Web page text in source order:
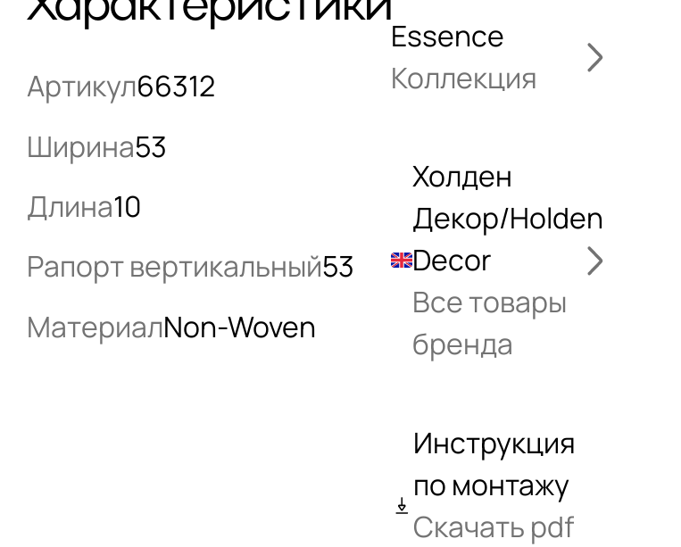
Артикул66312
Ширина53
Длина10
Рапорт вертикальный53
МатериалNon-Woven
Essence
Коллекция
Холден
Декор/Holden
Decor
Все товары
бренда
Инструкция
по монтажу
Скачать pdf